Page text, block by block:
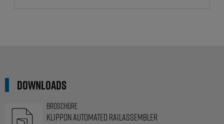
Downloads
Broschüre
Klippon Automated RailAssembler